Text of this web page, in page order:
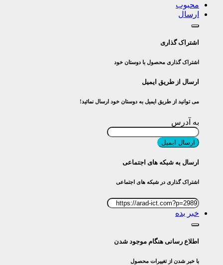
محبوب
ارسال
اشتراک گذاری
اشتراک گذاری محصول با دوستان خود
ارسال از طریق ایمیل
می توانید از طریق ایمیل به دوستان خود ارسال نمائید!
به آدرس
ارسال ایمیل
ارسال به شبکه های اجتماعی
اشتراک گذاری در شبکه های اجتماعی
خبر بده
اطلاع رسانی هنگام موجود شدن
با خبر شدن از تغییرات محصول